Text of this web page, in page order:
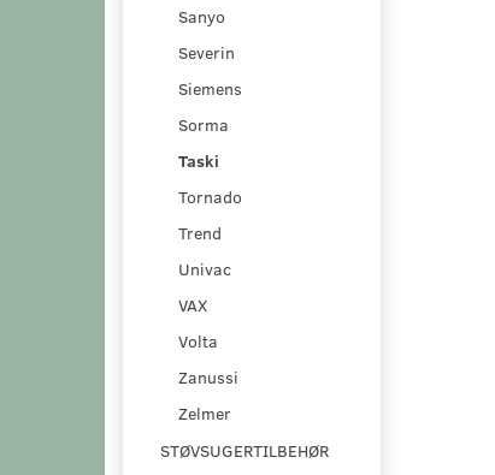
Sanyo
Severin
Siemens
Sorma
Taski
Tornado
Trend
Univac
VAX
Volta
Zanussi
Zelmer
STØVSUGERTILBEHØR